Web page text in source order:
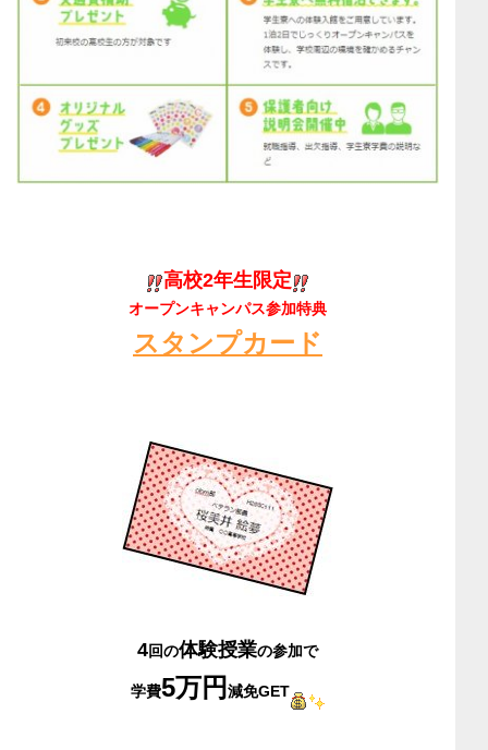
高校2年生限定
オープンキャンパス参加特典
スタンプカード
4回の体験授業の参加で
学費5万円 減免GET